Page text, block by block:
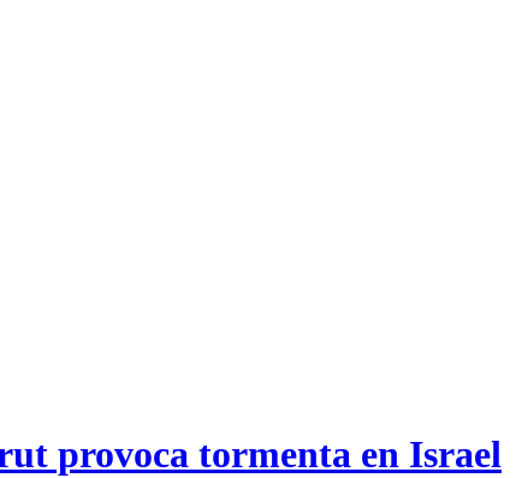
provoca tormenta en Israel